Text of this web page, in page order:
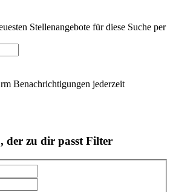
Stellenangebote für diese Suche per
Benachrichtigungen jederzeit
der zu dir passt Filter